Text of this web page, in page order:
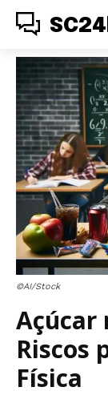
©AI/Stock
Açúcar
Riscos
Física